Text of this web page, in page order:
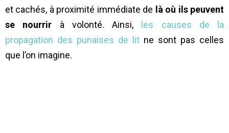
et cachés, à proximité immédiate de là où ils peuvent
se nourrir à volonté. Ainsi,
les causes de la
propagation des punaises de lit ne sont pas celles
que l’on imagine.